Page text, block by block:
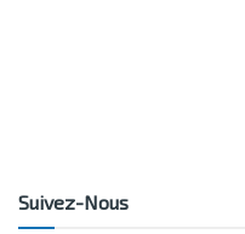
Suivez-Nous